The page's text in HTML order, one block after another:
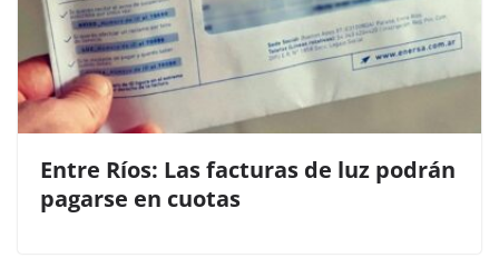
Entre Ríos: Las facturas de luz podrán
pagarse en cuotas